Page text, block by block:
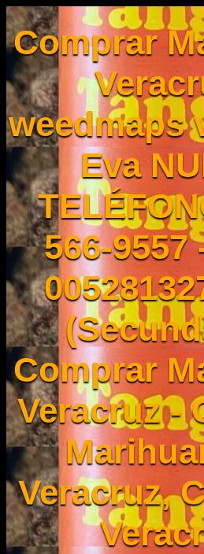
Comprar
weedmaps
Eva
566-9557
Comprar
Veracruz -
Veracruz,